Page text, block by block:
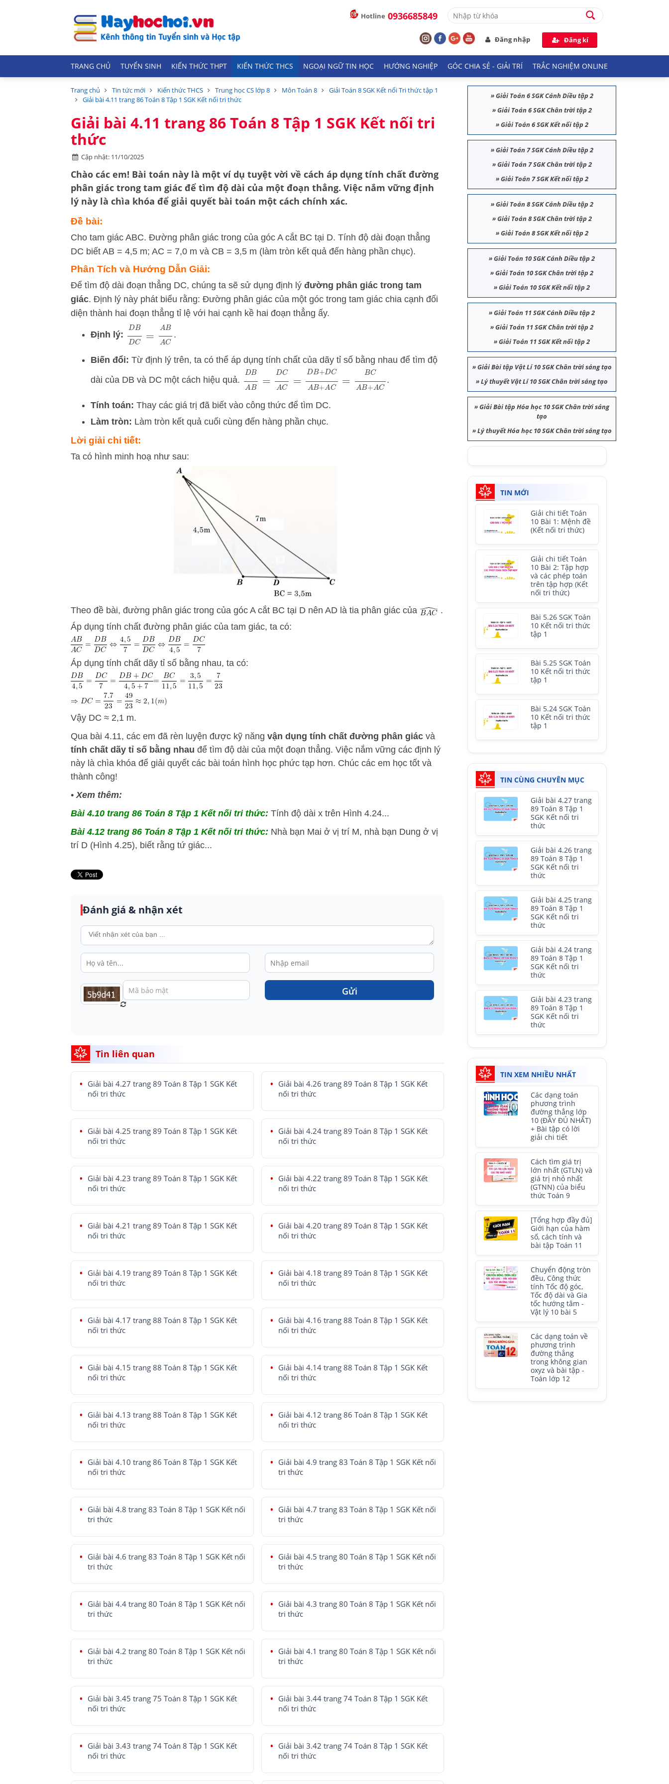
Hotline 0936685849
Đăng nhập Đăng kí
TRANG CHỦ TUYỂN SINH KIẾN THỨC THPT KIẾN THỨC THCS NGOẠI NGỮ TIN HỌC HƯỚNG NGHIỆP GÓC CHIA SẺ - GIẢI TRÍ TRẮC NGHIỆM ONLINE
Trang chủ Tin tức mới Kiến thức THCS Trung học CS lớp 8 Môn Toán 8
Giải Toán 8 SGK Kết nối Tri thức tập 1
Giải bài 4.11 trang 86 Toán 8 Tập 1 SGK Kết nối tri thức
Giải bài 4.11 trang 86 Toán 8 Tập 1 SGK Kết nối tri
thức
Cập nhật: 11/10/2025
Chào các em! Bài toán này là một ví dụ tuyệt vời về cách áp dụng tính chất đường
phân giác trong tam giác để tìm độ dài của một đoạn thẳng. Việc nắm vững định
lý này là chìa khóa để giải quyết bài toán một cách chính xác.
Đề bài:
Cho tam giác ABC. Đường phân giác trong của góc A cắt BC tại D. Tính độ dài đoạn thẳng
DC biết AB = 4,5 m; AC = 7,0 m và CB = 3,5 m (làm tròn kết quả đến hàng phần chục).
Phân Tích và Hướng Dẫn Giải:
Để tìm độ dài đoạn thẳng DC, chúng ta sẽ sử dụng định lý đường phân giác trong tam
giác. Định lý này phát biểu rằng: Đường phân giác của một góc trong tam giác chia cạnh đối
diện thành hai đoạn thẳng tỉ lệ với hai cạnh kề hai đoạn thẳng ấy.
Định lý: DB =A .
Biến đổi: Từ định lý trên, ta có thể áp dụng tính chất của dãy tỉ số bằng nhau để tìm độ
dài của DB và DC một cách hiệu quả. DB =DC C=DB+ B+ .
Tính toán: Thay các giá trị đã biết vào công thức để tìm DC.
Làm tròn: Làm tròn kết quả cuối cùng đến hàng phần chục.
Lời giải chi tiết:
Ta có hình minh hoạ như sau:
Theo đề bài, đường phân giác trong của góc A cắt BC tại D nên AD là tia phân giác của
.
Áp dụng tính chất đường phân giác của tam giác, ta có:
Áp dụng tính chất dãy tỉ số bằng nhau, ta có:
Vậy DC ≈ 2,1 m.
Qua bài 4.11, các em đã rèn luyện được kỹ năng vận dụng tính chất đường phân giác và
tính chất dãy tỉ số bằng nhau để tìm độ dài của một đoạn thẳng. Việc nắm vững các định lý
này là chìa khóa để giải quyết các bài toán hình học phức tạp hơn. Chúc các em học tốt và
thành công!
•Xem thêm:
Bài 4.10 trang 86 Toán 8 Tập 1 Kết nối tri thức: Tính độ dài x trên Hình 4.24...
Bài 4.12 trang 86 Toán 8 Tập 1 Kết nối tri thức: Nhà bạn Mai ở vị trí M, nhà bạn Dung ở vị
trí D (Hình 4.25), biết rằng tứ giác...
Đánh giá & nhận xét
Gửi
Tin liên quan
Giải bài 4.27 trang 89 Toán 8 Tập 1 SGK Kết
nối tri thức
Giải bài 4.26 trang 89 Toán 8 Tập 1 SGK Kết
nối tri thức
Giải bài 4.25 trang 89 Toán 8 Tập 1 SGK Kết
nối tri thức
Giải bài 4.24 trang 89 Toán 8 Tập 1 SGK Kết
nối tri thức
Giải bài 4.23 trang 89 Toán 8 Tập 1 SGK Kết
nối tri thức
Giải bài 4.22 trang 89 Toán 8 Tập 1 SGK Kết
nối tri thức
Giải bài 4.21 trang 89 Toán 8 Tập 1 SGK Kết
nối tri thức
Giải bài 4.20 trang 89 Toán 8 Tập 1 SGK Kết
nối tri thức
Giải bài 4.19 trang 89 Toán 8 Tập 1 SGK Kết
nối tri thức
Giải bài 4.18 trang 89 Toán 8 Tập 1 SGK Kết
nối tri thức
Giải bài 4.17 trang 88 Toán 8 Tập 1 SGK Kết
nối tri thức
Giải bài 4.16 trang 88 Toán 8 Tập 1 SGK Kết
nối tri thức
Giải bài 4.15 trang 88 Toán 8 Tập 1 SGK Kết
nối tri thức
Giải bài 4.14 trang 88 Toán 8 Tập 1 SGK Kết
nối tri thức
Giải bài 4.13 trang 88 Toán 8 Tập 1 SGK Kết
nối tri thức
Giải bài 4.12 trang 86 Toán 8 Tập 1 SGK Kết
nối tri thức
Giải bài 4.10 trang 86 Toán 8 Tập 1 SGK Kết
nối tri thức
Giải bài 4.9 trang 83 Toán 8 Tập 1 SGK Kết nối
tri thức
Giải bài 4.8 trang 83 Toán 8 Tập 1 SGK Kết nối
tri thức
Giải bài 4.7 trang 83 Toán 8 Tập 1 SGK Kết nối
tri thức
Giải bài 4.6 trang 83 Toán 8 Tập 1 SGK Kết nối
tri thức
Giải bài 4.5 trang 80 Toán 8 Tập 1 SGK Kết nối
tri thức
Giải bài 4.4 trang 80 Toán 8 Tập 1 SGK Kết nối
tri thức
Giải bài 4.3 trang 80 Toán 8 Tập 1 SGK Kết nối
tri thức
Giải bài 4.2 trang 80 Toán 8 Tập 1 SGK Kết nối
tri thức
Giải bài 4.1 trang 80 Toán 8 Tập 1 SGK Kết nối
tri thức
Giải bài 3.45 trang 75 Toán 8 Tập 1 SGK Kết
nối tri thức
Giải bài 3.44 trang 74 Toán 8 Tập 1 SGK Kết
nối tri thức
Giải bài 3.43 trang 74 Toán 8 Tập 1 SGK Kết
nối tri thức
Giải bài 3.42 trang 74 Toán 8 Tập 1 SGK Kết
nối tri thức
»Giải Toán 6 SGK Cánh Diều tập 2
»Giải Toán 6 SGK Chân trời tập 2
»Giải Toán 6 SGK Kết nối tập 2
»Giải Toán 7 SGK Cánh Diều tập 2
»Giải Toán 7 SGK Chân trời tập 2
»Giải Toán 7 SGK Kết nối tập 2
»Giải Toán 8 SGK Cánh Diều tập 2
»Giải Toán 8 SGK Chân trời tập 2
»Giải Toán 8 SGK Kết nối tập 2
»Giải Toán 10 SGK Cánh Diều tập 2
»Giải Toán 10 SGK Chân trời tập 2
»Giải Toán 10 SGK Kết nối tập 2
»Giải Toán 11 SGK Cánh Diều tập 2
»Giải Toán 11 SGK Chân trời tập 2
»Giải Toán 11 SGK Kết nối tập 2
»Giải Bài tập Vật Lí 10 SGK Chân trời sáng tạo
»Lý thuyết Vật Lí 10 SGK Chân trời sáng tạo
»Giải Bài tập Hóa học 10 SGK Chân trời sáng
tạo
»Lý thuyết Hóa học 10 SGK Chân trời sáng tạo
TIN MỚI
Giải chi tiết Toán
10 Bài 1: Mệnh đề
(Kết nối tri thức)
Giải chi tiết Toán
10 Bài 2: Tập hợp
và các phép toán
trên tập hợp (Kết
nối tri thức)
Bài 5.26 SGK Toán
10 Kết nối tri thức
tập 1
Bài 5.25 SGK Toán
10 Kết nối tri thức
tập 1
Bài 5.24 SGK Toán
10 Kết nối tri thức
tập 1
TIN CÙNG CHUYÊN MỤC
Giải bài 4.27 trang
89 Toán 8 Tập 1
SGK Kết nối tri
thức
Giải bài 4.26 trang
89 Toán 8 Tập 1
SGK Kết nối tri
thức
Giải bài 4.25 trang
89 Toán 8 Tập 1
SGK Kết nối tri
thức
Giải bài 4.24 trang
89 Toán 8 Tập 1
SGK Kết nối tri
thức
Giải bài 4.23 trang
89 Toán 8 Tập 1
SGK Kết nối tri
thức
TIN XEM NHIỀU NHẤT
Các dạng toán
phương trình
đường thẳng lớp
10 (ĐẦY ĐỦ NHẤT)
+ Bài tập có lời
giải chi tiết
Cách tìm giá trị
lớn nhất (GTLN) và
giá trị nhỏ nhất
(GTNN) của biểu
thức Toán 9
[Tổng hợp đầy đủ]
Giới hạn của hàm
số, cách tính và
bài tập Toán 11
Chuyển động tròn
đều, Công thức
tính Tốc độ góc,
Tốc độ dài và Gia
tốc hướng tâm -
Vật lý 10 bài 5
Các dạng toán về
phương trình
đường thẳng
trong không gian
oxyz và bài tập -
Toán lớp 12